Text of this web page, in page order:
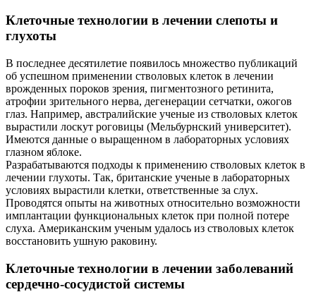
Клеточные технологии в лечении слепоты и
глухоты
В последнее десятилетие появилось множество публикаций
об успешном применении стволовых клеток в лечении
врожденных пороков зрения, пигментозного ретинита,
атрофии зрительного нерва, дегенерации сетчатки, ожогов
глаз. Например, австралийские ученые из стволовых клеток
вырастили лоскут роговицы (Мельбурнский университет).
Имеются данные о выращенном в лабораторных условиях
глазном яблоке.
Разрабатываются подходы к применению стволовых клеток в
лечении глухоты. Так, британские ученые в лабораторных
условиях вырастили клетки, ответственные за слух.
Проводятся опыты на животных относительно возможности
имплантации функциональных клеток при полной потере
слуха. Американским ученым удалось из стволовых клеток
восстановить ушную раковину.
Клеточные технологии в лечении заболеваний
сердечно-сосудистой системы